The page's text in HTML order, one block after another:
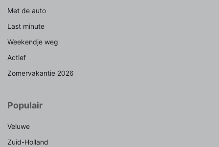
Met de auto
Last minute
Weekendje weg
Actief
Zomervakantie 2026
Populair
Veluwe
Zuid-Holland